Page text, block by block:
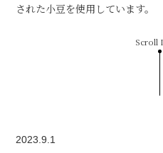
された小豆を使用しています。
Scroll
2023.9.1